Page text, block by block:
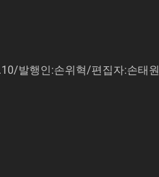
발행인:손위혁/편집자:손태원